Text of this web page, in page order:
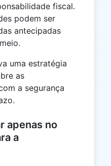
fiscal.
podem ser
antecipadas
uma estratégia
as
a segurança
apenas no
a